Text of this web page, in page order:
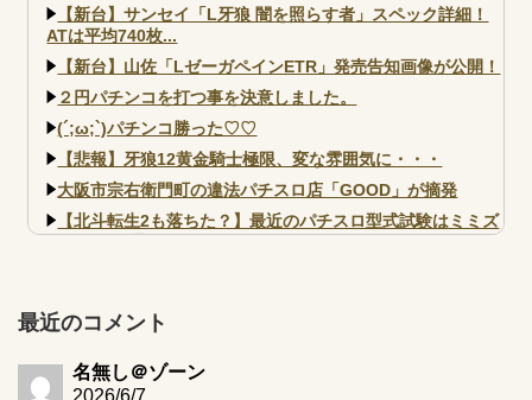
【新台】サンセイ「L牙狼 闇を照らす者」スペック詳細！
ATは平均740枚...
【新台】山佐「LゼーガペインETR」発売告知画像が公開！
２円パチンコを打つ事を決意しました。
(´;ω;`)パチンコ勝った♡♡
【悲報】牙狼12黄金騎士極限、変な雰囲気に・・・
大阪市宗右衛門町の違法パチスロ店「GOOD」が摘発
【北斗転生2も落ちた？】最近のパチスロ型式試験はミミズ
アズールレーン スロット評価はコイン持ちの悪い疑似ボ天
最近のコメント
名無し＠ゾーン
2026/6/7